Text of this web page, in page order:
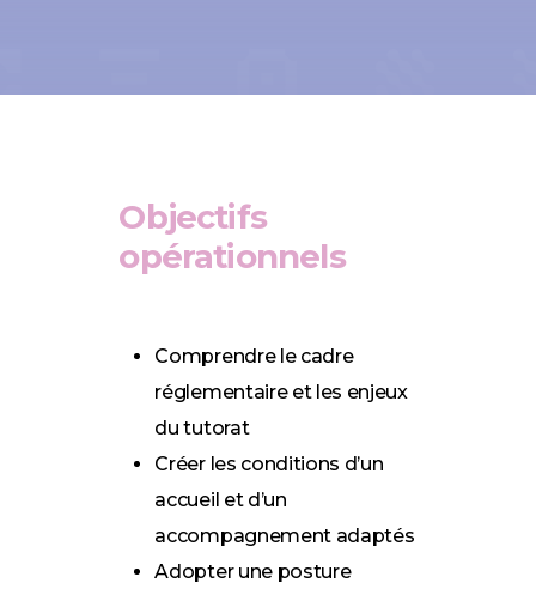
Objectifs
opérationnels
Comprendre le cadre
réglementaire et les enjeux
du tutorat
Créer les conditions d’un
accueil et d’un
accompagnement adaptés
Adopter une posture